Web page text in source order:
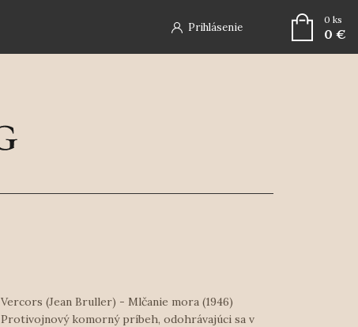
Prihlásenie
0 ks
0 €
Vercors (Jean Bruller) - Mlčanie mora (1946)
Protivojnový komorný príbeh, odohrávajúci sa v